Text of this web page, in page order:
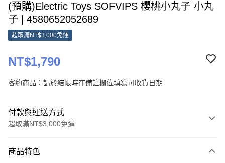
(預購)Electric Toys SOFVIPS 櫻桃小丸子 小丸
子 | 4580652052689
超取滿NT$3,000免運
NT$1,790
客約商品：請於結帳時在備註欄位填寫可收貨日期
付款與運送方式
超取滿NT$3,000免運
信用卡一次付款
商品特色